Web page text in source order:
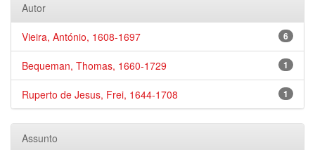
Autor
6
Vieira, António, 1608-1697
1
Bequeman, Thomas, 1660-1729
1
Ruperto de Jesus, Frei, 1644-1708
Assunto